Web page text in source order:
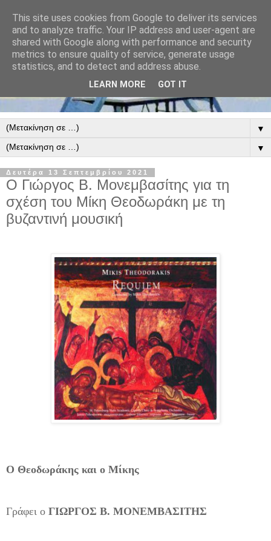
▼
▼
Δευτέρα 13 Σεπτεμβρίου 2021
Ο Γιώργος Β. Μονεμβασίτης για τη
σχέση του Μίκη Θεοδωράκη με τη
βυζαντινή μουσική
Ο Θεοδωράκης και ο Μίκης
Γράφει ο ΓΙΩΡΓΟΣ Β. ΜΟΝΕΜΒΑΣΙΤΗΣ
This site uses cookies from Google to deliver its services
and to analyze traffic. Your IP address and user-agent are
shared with Google along with performance and security
metrics to ensure quality of service, generate usage
statistics, and to detect and address abuse.
LEARN MORE GOT IT